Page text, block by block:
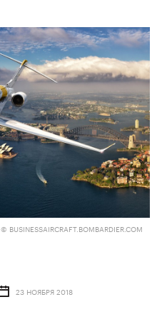
© BUSINESSAIRCRAFT.BOMBARDIER.COM
23 НОЯБРЯ 2018